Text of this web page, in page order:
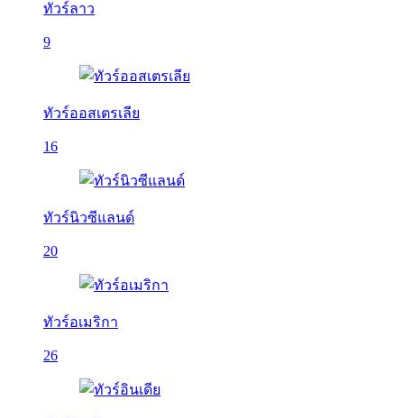
ทัวร์ลาว
9
ทัวร์ออสเตรเลีย
16
ทัวร์นิวซีแลนด์
20
ทัวร์อเมริกา
26